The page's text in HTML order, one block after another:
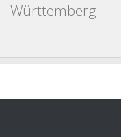
Württemberg